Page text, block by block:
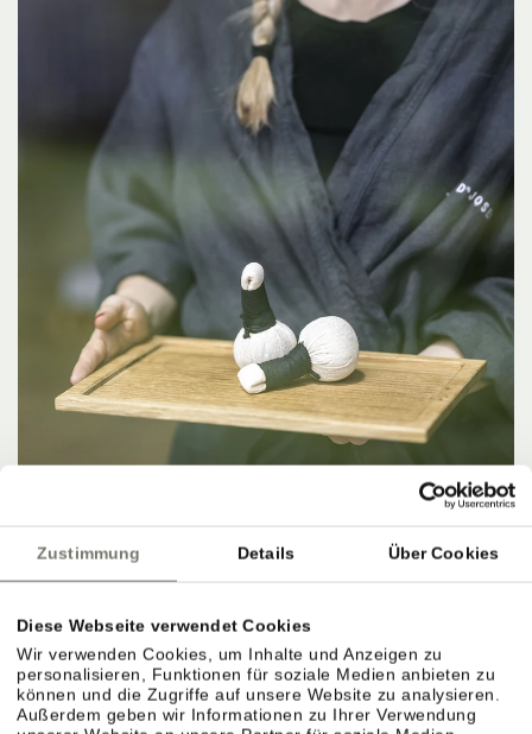
Zustimmung Details Über Cookies
Diese Webseite verwendet Cookies
Wir verwenden Cookies, um Inhalte und Anzeigen zu
personalisieren, Funktionen für soziale Medien anbieten zu
können und die Zugriffe auf unsere Website zu analysieren.
Außerdem geben wir Informationen zu Ihrer Verwendung